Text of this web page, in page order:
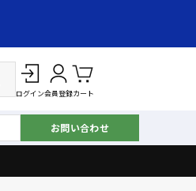
ログイン会員登録カート
お問い合わせ